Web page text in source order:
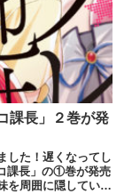
課長」２巻が発
した！遅くなってし
課長」の①巻が発売
を周囲に隠している